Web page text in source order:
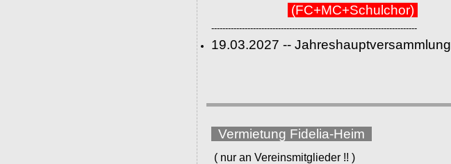
(FC+MC+Schulchor)
--------------------------------------------------------------------------
19.03.2027 -- Jahreshauptversammlung
Vermietung Fidelia-Heim
( nur an Vereinsmitglieder !! )